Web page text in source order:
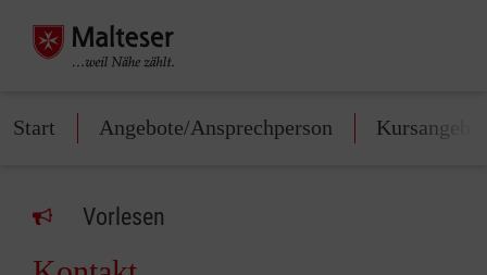
Start Angebote/Ansprechperson Kursangebot
Vorlesen